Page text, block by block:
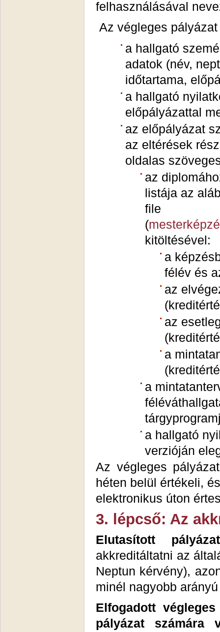
felhasználásával
Az végleges
a hallgató
adatok (név,
időtartama,
a hallgató
előpályázattal
az előpályázat
az eltérések
oldalas
az
listája az
file
(
kitöltésével:
a
félév és
az
az
a
a
a hallgató
verzióján
Az végleges
héten belül értékeli,
elektronikus úton
3. lépcső: Az
Elutasított
akkreditáltatni az
Neptun kérvény),
minél nagyobb
Elfogadott
pályázat számára